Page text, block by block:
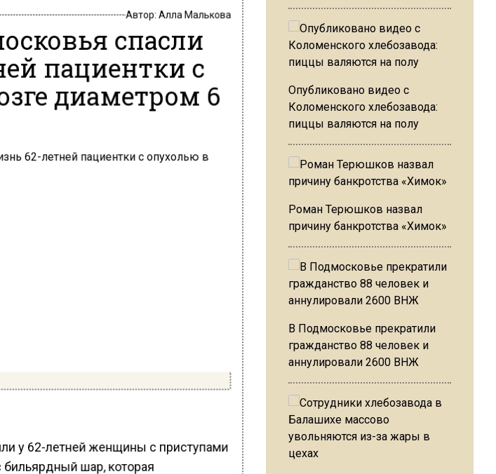
Автор: Алла Малькова
спасли
пациентки с
диаметром 6
у 62-летней женщины с приступами
шар, которая
Опубликовано видео с
Коломенского хлебозавода:
пиццы валяются на полу
Роман Терюшков назвал
причину банкротства «Химок»
В Подмосковье прекратили
гражданство 88 человек и
аннулировали 2600 ВНЖ